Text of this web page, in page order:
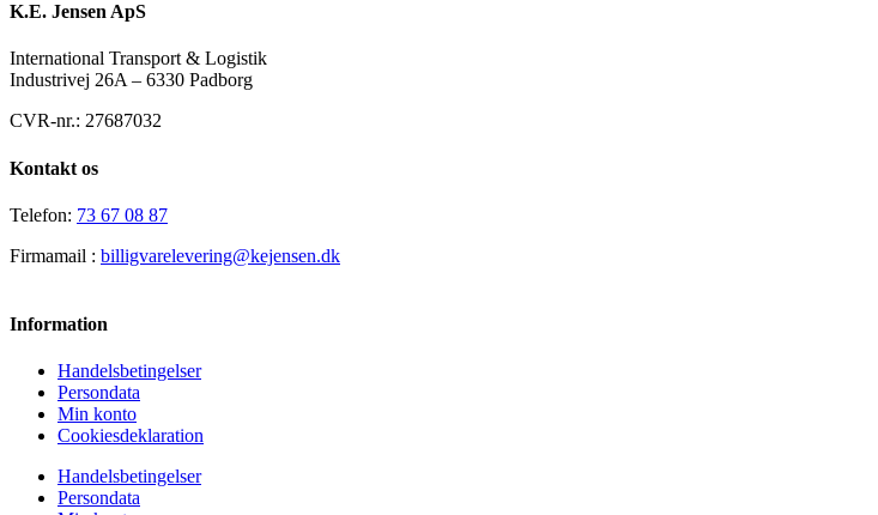
K.E. Jensen ApS
International Transport & Logistik
Industrivej 26A – 6330 Padborg
CVR-nr.: 27687032
Kontakt os
Telefon: 73 67 08 87
Firmamail : billigvarelevering@kejensen.dk
Information
Handelsbetingelser
Persondata
Min konto
Cookiesdeklaration
Handelsbetingelser
Persondata